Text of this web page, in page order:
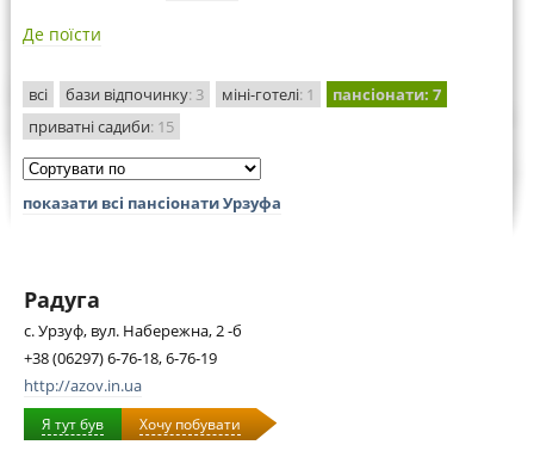
Де поїсти
всі бази відпочинку: 3 міні-готелі: 1 пансіонати: 7
приватні садиби: 15
показати всі пансіонати Урзуфа
Радуга
с. Урзуф, вул. Набережна, 2 -б
+38 (06297) 6-76-18, 6-76-19
http://azov.in.ua
Я тут був Хочу побувати